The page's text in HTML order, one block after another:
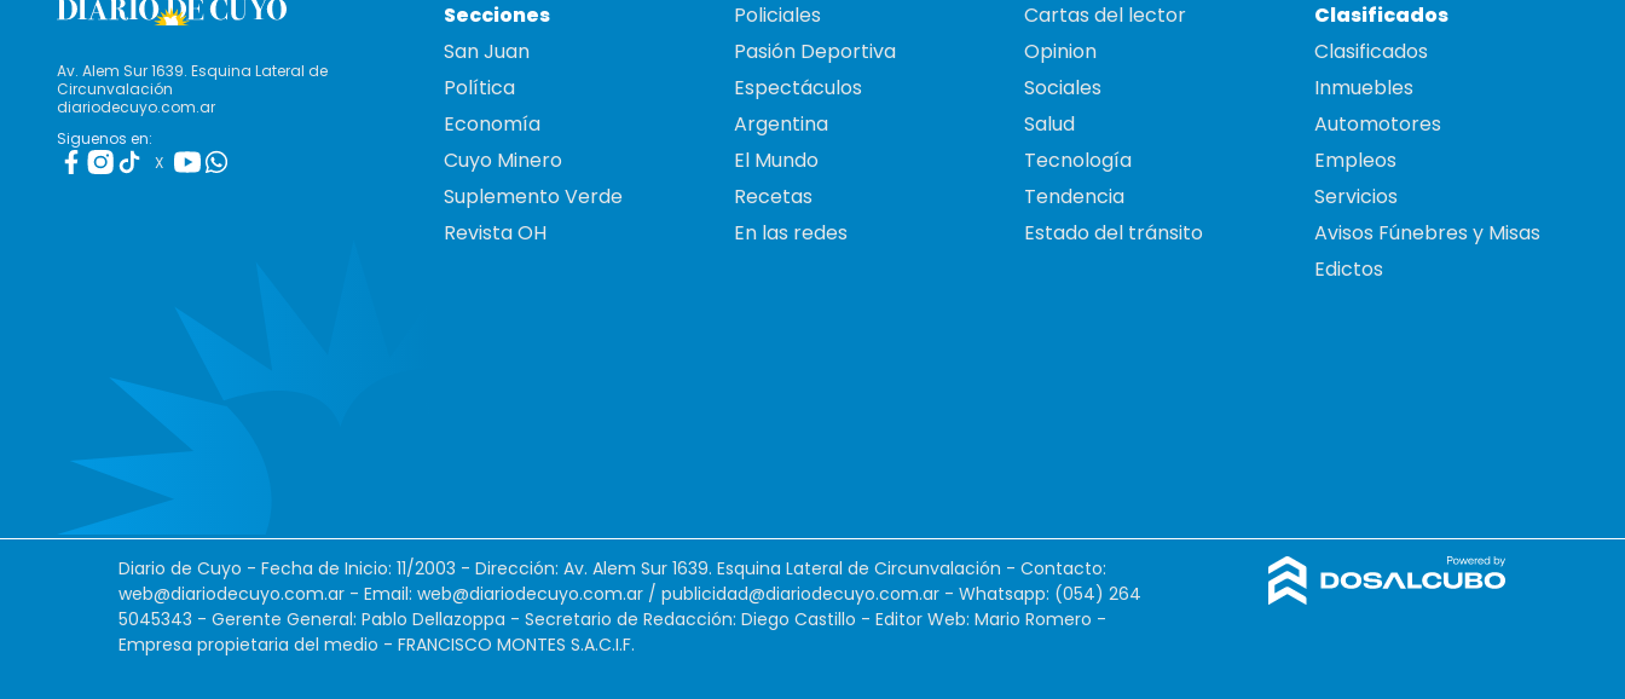
Av. Alem Sur 1639. Esquina Lateral de
Circunvalación
diariodecuyo.com.ar
Siguenos en:
X
Secciones
San Juan
Política
Economía
Cuyo Minero
Suplemento Verde
Revista OH
Policiales
Pasión Deportiva
Espectáculos
Argentina
El Mundo
Recetas
En las redes
Cartas del lector
Opinion
Sociales
Salud
Tecnología
Tendencia
Estado del tránsito
Clasificados
Clasificados
Inmuebles
Automotores
Empleos
Servicios
Avisos Fúnebres y Misas
Edictos
Diario de Cuyo - Fecha de Inicio: 11/2003 - Dirección: Av. Alem Sur 1639. Esquina Lateral de Circunvalación - Contacto:
web@diariodecuyo.com.ar - Email: web@diariodecuyo.com.ar / publicidad@diariodecuyo.com.ar - Whatsapp: (054) 264
5045343 - Gerente General: Pablo Dellazoppa - Secretario de Redacción: Diego Castillo - Editor Web: Mario Romero -
Empresa propietaria del medio - FRANCISCO MONTES S.A.C.I.F.